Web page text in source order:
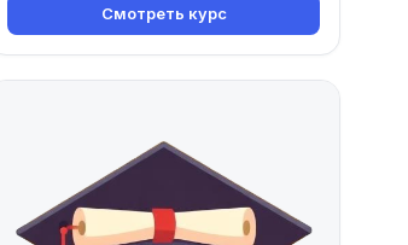
Смотреть курс